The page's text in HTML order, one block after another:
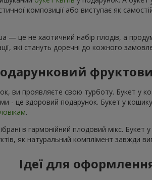
композиції або виступає як
— це не хаотичний набір плодів, а
які стануть доречні до кожного
ви проявляєте свою турботу. Букет у
- це здоровий подарунок. Букет у
.
в гармонійний плодовий мікс.
як натуральний комплімент завжди
Ідеї для